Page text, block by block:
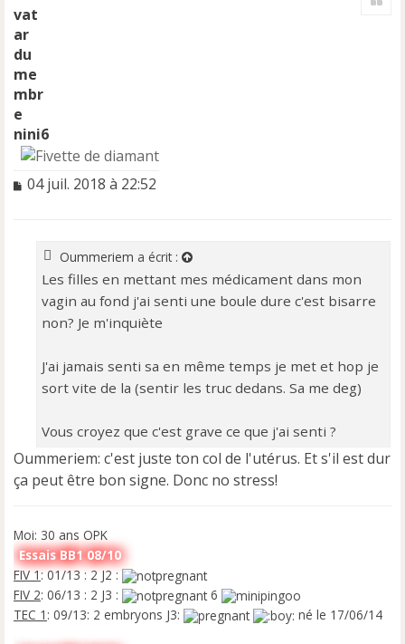
nini6
M
04 juil. 2018 à 22:52
Oummeriem a écrit :
Les filles en mettant mes médicament dans mon
vagin au fond j'ai senti une boule dure c'est bisarre
non? Je m'inquiète
J'ai jamais senti sa en même temps je met et hop je
sort vite de la (sentir les truc dedans. Sa me deg)
Vous croyez que c'est grave ce que j'ai senti ?
Oummeriem: c'est juste ton col de l'utérus. Et s'il est dur
ça peut être bon signe. Donc no stress!
Moi: 30 ans OPK
Essais BB1 08/10
FIV 1: 01/13 : 2 J2 :
FIV 2: 06/13 : 2 J3 :
6
TEC 1 : 09/13: 2 embryons J3: né le 17/06/14